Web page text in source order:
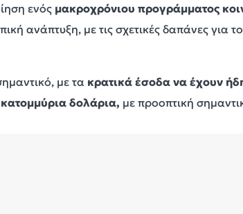
ενός μακροχρόνιου προγράμματος
ανάπτυξη, με τις σχετικές δαπάνες για
με τα κρατικά έσοδα να έχουν
δολάρια, με προοπτική